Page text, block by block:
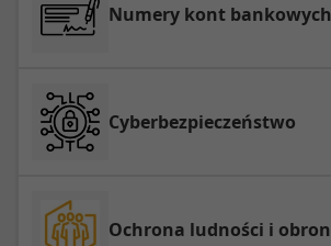
Numery kont bankowych
Cyberbezpieczeństwo
Ochrona ludności i